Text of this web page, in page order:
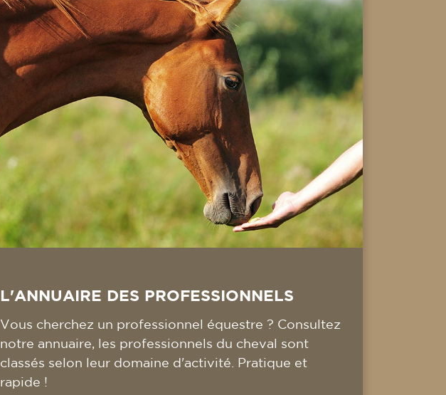
L'ANNUAIRE DES PROFESSIONNELS
Vous cherchez un professionnel équestre ? Consultez
notre annuaire, les professionnels du cheval sont
classés selon leur domaine d'activité. Pratique et
rapide !